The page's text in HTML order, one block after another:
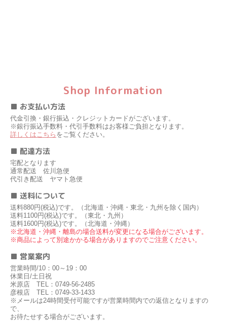
Shop Information
■ お支払い方法
代金引換・銀行振込・クレジットカードがございます。
※銀行振込手数料・代引手数料はお客様ご負担となります。
詳しくはこちら をご覧ください。
■ 配達方法
宅配となります
通常配送 佐川急便
代引き配送 ヤマト急便
■ 送料について
送料880円(税込)です。（北海道・沖縄・東北・九州を除く国内）
送料1100円(税込)です。（東北・九州）
送料1600円(税込)です。（北海道・沖縄）
※北海道・沖縄・離島の場合送料が変更になる場合がございます。
※商品によって別途かかる場合がありますのでご注意ください。
■ 営業案内
営業時間/10：00～19：00
休業日/土日祝
米原店 TEL：0749-56-2485
彦根店 TEL：0749-33-1433
※メールは24時間受付可能ですが営業時間内での返信となりますの
で、
お待たせする場合がございます。